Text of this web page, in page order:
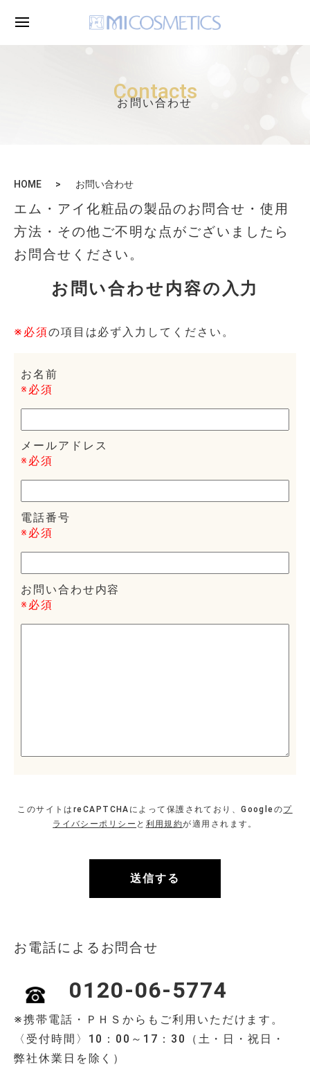
Contacts
お問い合わせ
HOME お問い合わせ
エム・アイ化粧品の製品のお問合せ・使用
方法・その他ご不明な点がございましたら
お問合せください。
お問い合わせ内容の入力
※必須の項目は必ず入力してください。
お名前
※必須
メールアドレス
※必須
電話番号
※必須
お問い合わせ内容
※必須
このサイトはreCAPTCHAによって保護されており、Googleのプ
ライバシーポリシー と 利用規約が適用されます。
お電話によるお問合せ
0120-06-5774
※携帯電話・ＰＨＳからもご利用いただけます。
〈受付時間〉10：00～17：30（土・日・祝日・
弊社休業日を除く）